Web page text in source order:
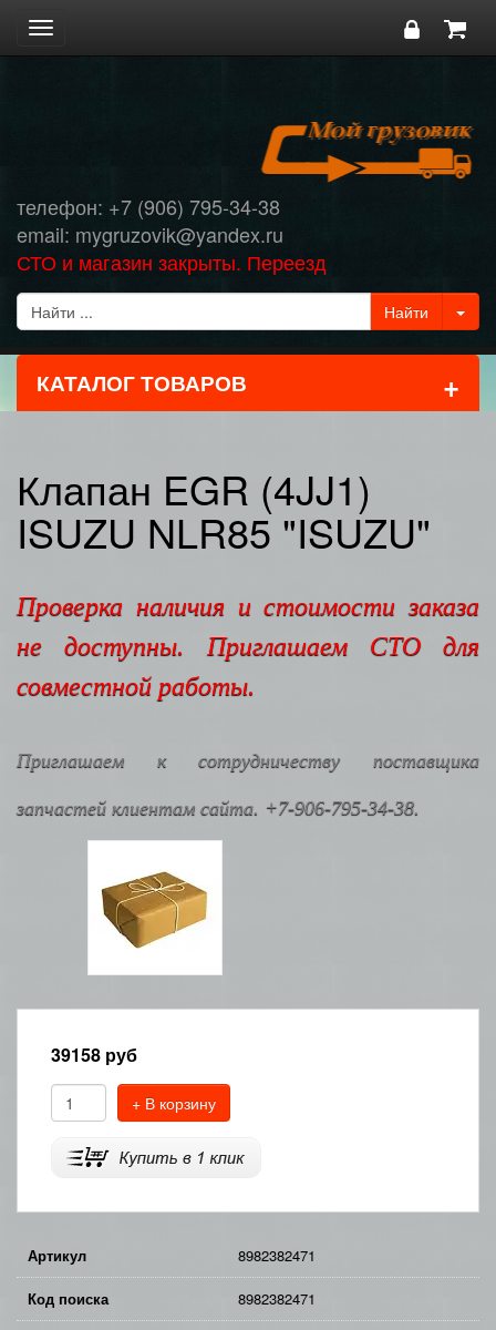
Toggle
navigation
телефон: +7 (906) 795-34-38
email: mygruzovik@yandex.ru
СТО и магазин закрыты. Переезд
КАТАЛОГ ТОВАРОВ +
Клапан EGR (4JJ1)
ISUZU NLR85 "ISUZU"
Проверка наличия и стоимости заказа
не доступны. Приглашаем СТО для
совместной работы.
Приглашаем к сотрудничеству поставщика
запчастей клиентам сайта. +7-906-795-34-38.
39158 руб
+ В корзину
Артикул 8982382471
Код поиска 8982382471